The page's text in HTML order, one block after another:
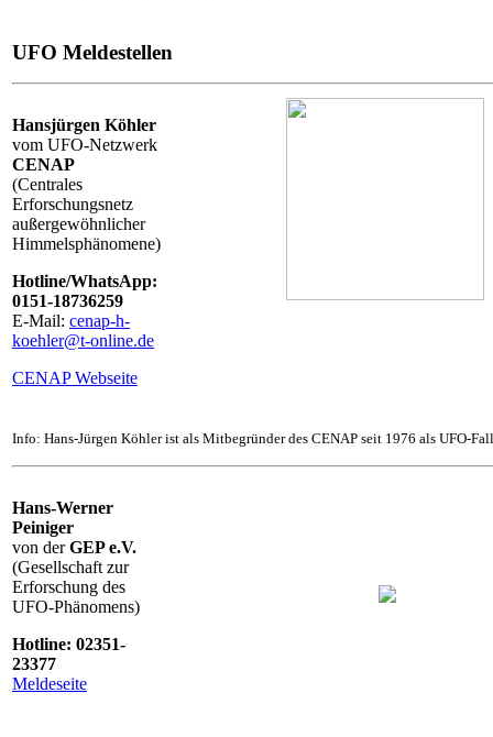
UFO Meldestellen
Hansjürgen Köhler
vom UFO-Netzwerk
CENAP
(Centrales
Erforschungsnetz
außergewöhnlicher
Himmelsphänomene)
Hotline/WhatsApp:
0151-18736259
E-Mail: cenap-h-
koehler@t-online.de
CENAP Webseite
Info: Hans-Jürgen Köhler ist als Mitbegründer des CENAP seit 1976 als UFO-
Hans-Werner
Peiniger
von derGEP e.V.
(Gesellschaft zur
Erforschung des
UFO-Phänomens)
Hotline: 02351-
23377
Meldeseite